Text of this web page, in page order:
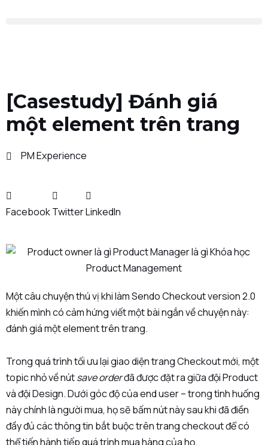
[Casestudy] Đánh giá
một element trên trang
PM Experience
FacebookTwitterLinkedIn
Một câu chuyện thú vị khi làm Sendo Checkout version 2.0
khiến mình có cảm hứng viết một bài ngắn về chuyện này:
đánh giá một element trên trang.
Trong quá trình tối ưu lại giao diện trang Checkout mới, một
topic nhỏ về nútsave orderđã được đặt ra giữa đội Product
và đội Design. Dưới góc độ của end user – trong tình huống
này chính là người mua, họ sẽ bấm nút này sau khi đã điền
đầy đủ các thông tin bắt buộc trên trang checkout để có
thể tiến hành tiếp quá trình mua hàng của họ.